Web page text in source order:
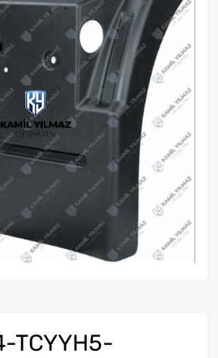
TCYYH5-